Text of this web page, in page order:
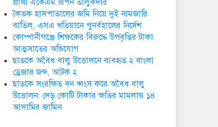
সপ্তম প্রতিষ্ঠা বার্ষিকী পালিত
ডা. নার্গিস বাহার চৌধুরীর
ইন্তেকাল
ছাতকে আওয়ামীলীগ নেতা
হাসনাত গ্রেফতার
প্রার্থী একেএম রিপন তালুকদার
কৈতক হাসপাতালের জমি নিয়ে দুই নামজারি
বাতিল, এসএ খতিয়ানে পুনর্বহালের নির্দেশ
কোম্পানীগঞ্জে শিক্ষকের বিরুদ্ধে উপবৃত্তির টাকা
আত্মসাতের অভিযোগ
ছাতকে অবৈধ বালু উত্তোলনে ব্যবহৃত ২ বাংলা
ড্রেজার জব্দ, আটক ২
ছাতকে সংরক্ষিত বন ধ্বংস করে অবৈধ বালু
উত্তোলন: দেড় কোটি টাকার ক্ষতির মামলায় ১৪
আসামির জামিন